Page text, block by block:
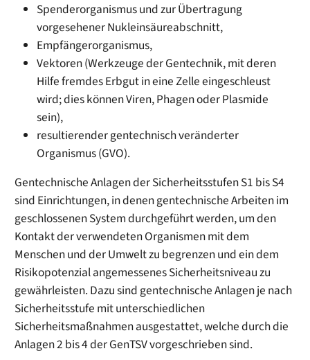
Spenderorganismus und zur Übertragung
vorgesehener Nukleinsäureabschnitt,
Empfängerorganismus,
Vektoren (Werkzeuge der Gentechnik, mit deren
Hilfe fremdes Erbgut in eine Zelle eingeschleust
wird; dies können Viren, Phagen oder Plasmide
sein),
resultierender gentechnisch veränderter
Organismus (GVO).
Gentechnische Anlagen der Sicherheitsstufen S1 bis S4
sind Einrichtungen, in denen gentechnische Arbeiten im
geschlossenen System durchgeführt werden, um den
Kontakt der verwendeten Organismen mit dem
Menschen und der Umwelt zu begrenzen und ein dem
Risikopotenzial angemessenes Sicherheitsniveau zu
gewährleisten. Dazu sind gentechnische Anlagen je nach
Sicherheitsstufe mit unterschiedlichen
Sicherheitsmaßnahmen ausgestattet, welche durch die
Anlagen 2 bis 4 der GenTSV vorgeschrieben sind.